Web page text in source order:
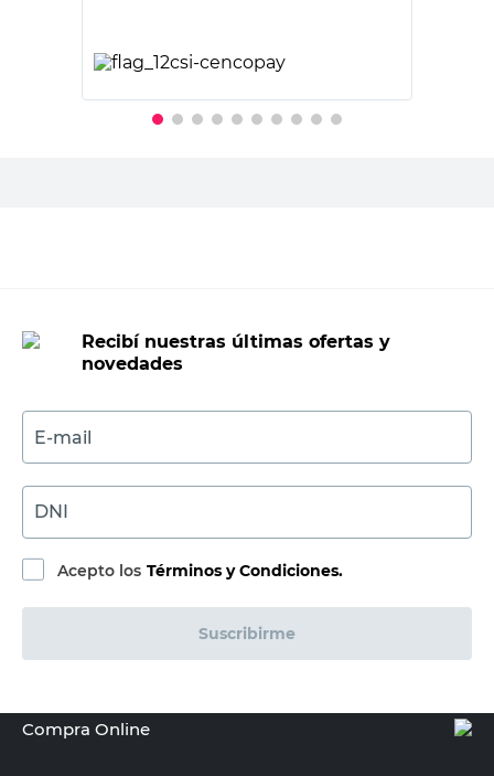
Recibí nuestras últimas ofertas y
novedades
E-mail
DNI
Acepto los Términos y Condiciones.
Suscribirme
Compra Online